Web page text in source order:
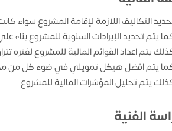
التكاليف اللازمة لإقامة المشروع سواء
يتم تحديد الإيرادات السنوية للمشروع بناء
يتم اعداد القوائم المالية للمشروع لفتره
يتم افضل هيكل تمويلي في ضوء كل من
يتم تحليل المؤشرات المالية للمشروع
الفنية